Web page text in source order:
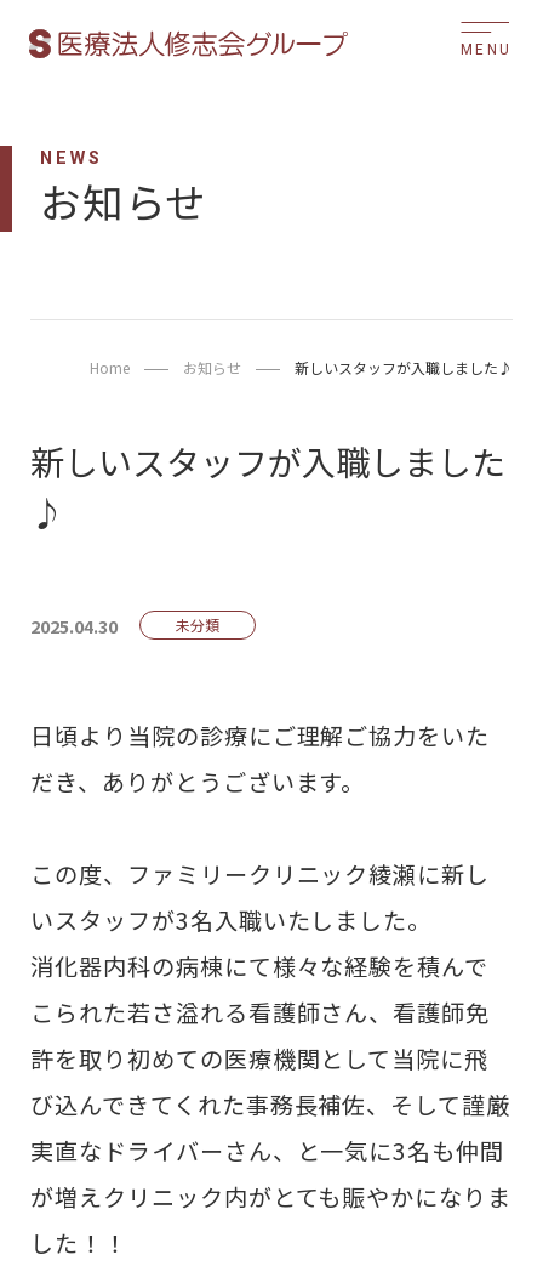
MENU
NEWS
お知らせ
Home お知らせ 新しいスタッフが入職しました♪
新しいスタッフが入職しました
♪
2025.04.30 未分類
日頃より当院の診療にご理解ご協力をいた
だき、ありがとうございます。
この度、ファミリークリニック綾瀬に新し
いスタッフが3名入職いたしました。
消化器内科の病棟にて様々な経験を積んで
こられた若さ溢れる看護師さん、看護師免
許を取り初めての医療機関として当院に飛
び込んできてくれた事務長補佐、そして謹厳
実直なドライバーさん、と一気に3名も仲間
が増えクリニック内がとても賑やかになりま
した！！